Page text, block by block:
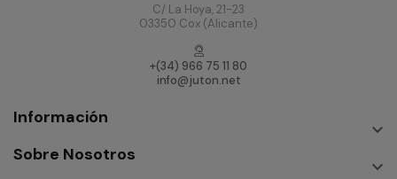
C/ La Hoya, 21-23
03350 Cox (Alicante)
+(34) 966 75 11 80
info@juton.net
Información

Sobre Nosotros
